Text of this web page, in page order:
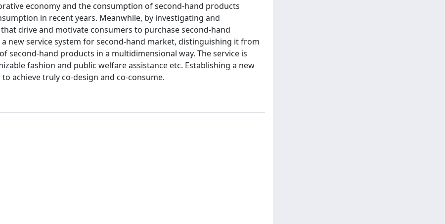
economy and the consumption of second-hand products
in recent years. Meanwhile, by investigating and
drive and motivate consumers to purchase second-hand
new service system for second-hand market, distinguishing it from
second-hand products in a multidimensional way. The service is
fashion and public welfare assistance etc. Establishing a new
achieve truly co-design and co-consume.